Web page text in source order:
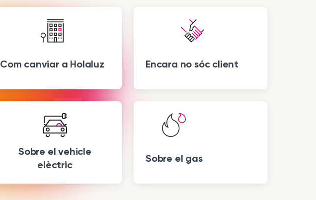
Com canviar a Holaluz Encara no sóc client
Sobre el vehicle
elèctric
Sobre el gas